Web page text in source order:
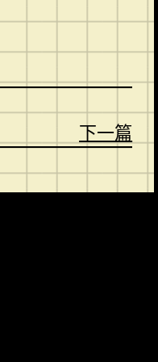
下一篇